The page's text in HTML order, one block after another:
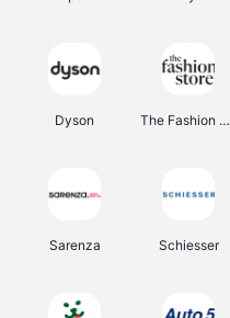
Dyson The Fashion Store
Sarenza Schiesser